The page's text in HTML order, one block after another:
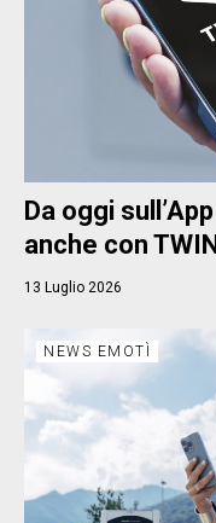
Da oggi
anche con
13 Luglio 2026
NEWS EMOTÌ